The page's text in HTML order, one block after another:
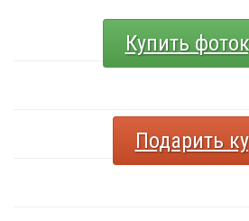
Купить
Подарить